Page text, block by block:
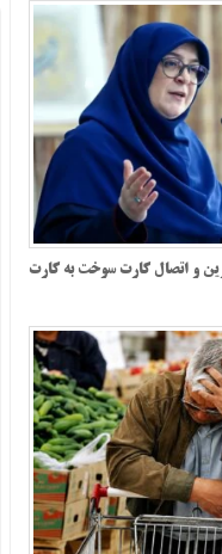
و اتصال کارت سوخت به کارت